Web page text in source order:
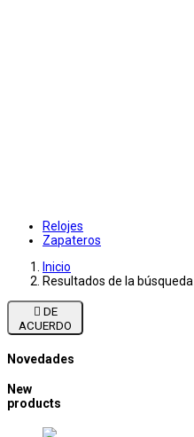
Relojes
Zapateros
Inicio
Resultados de la búsqueda

ACUERDO
Novedades
New
products